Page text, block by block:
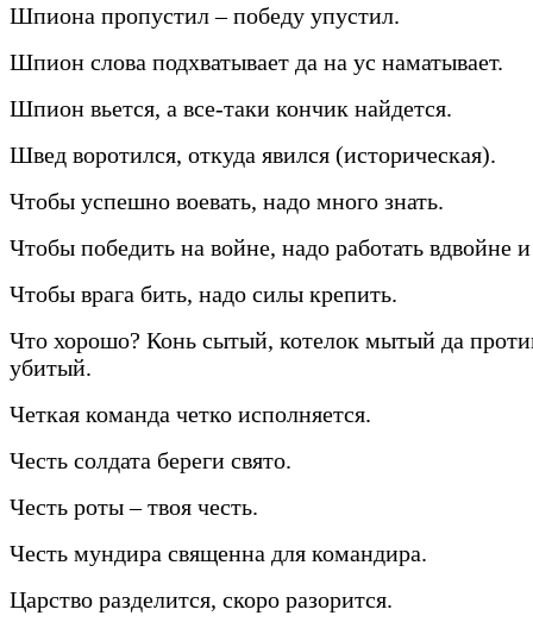
Шпиона пропустил – победу упустил.
Шпион слова подхватывает да на ус наматывает.
Шпион вьется, а все-таки кончик найдется.
Швед воротился, откуда явился (историческая).
Чтобы успешно воевать, надо много знать.
Чтобы победить на войне, надо работать вдвойне
Чтобы врага бить, надо силы крепить.
Что хорошо? Конь сытый, котелок мытый да
убитый.
Четкая команда четко исполняется.
Честь солдата береги свято.
Честь роты – твоя честь.
Честь мундира священна для командира.
Царство разделится, скоро разорится.